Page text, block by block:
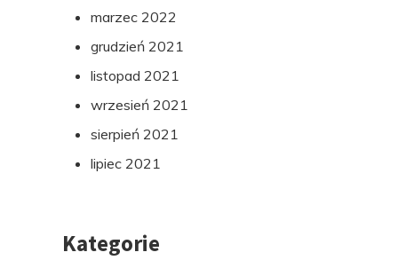
marzec 2022
grudzień 2021
listopad 2021
wrzesień 2021
sierpień 2021
lipiec 2021
Kategorie